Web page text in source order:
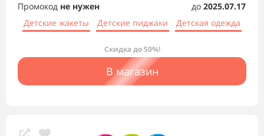
Промокод не нужен до 2025.07.17
Детские жакеты
Детские пиджаки Детская одежда
Скидка до 50%!
В магазин